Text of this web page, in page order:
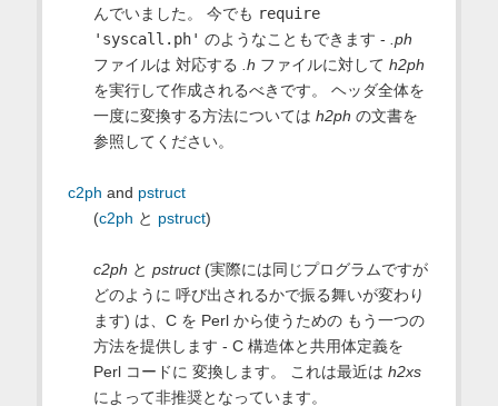
んでいました。 今でも require
'syscall.ph' のようなこともできます - .ph
ファイルは 対応する
.h ファイルに対して h2ph
を実行して作成されるべきです。 ヘッダ全体を
一度に変換する方法については h2ph の文書を
参照してください。
c2ph and pstruct
(c2ph と pstruct)
c2ph と pstruct(実際には同じプログラムですが
どのように 呼び出されるかで振る舞いが変わり
ます) は、C を Perl から使うための もう一つの
方法を提供します - C 構造体と共用体定義を
Perl コードに 変換します。 これは最近は h2xs
によって非推奨となっています。